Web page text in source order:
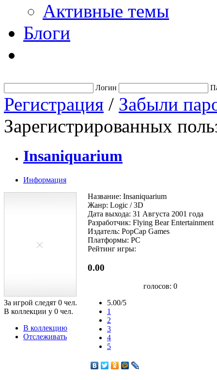
Активные темы
Блоги
Логин
Регистрация / Забыли
Зарегистрированных
Insaniquarium
Информация
За игрой следят 0 чел.
В коллекции у 0 чел.
В коллекцию
Отслеживать
Название: Insaniquarium
Жанр: Logic / 3D
Дата выхода: 31 Августа 2001 года
Разработчик: Flying Bear Entertainment
Издатель: PopCap Games
Платформы: PC
Рейтинг игры:
0.00
голосов: 0
5.00/5
1
2
3
4
5